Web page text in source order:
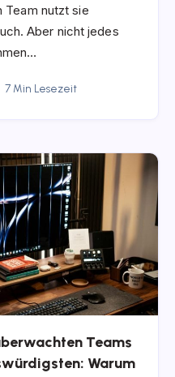
Team nutzt sie
Aber nicht jedes
7 Min Lesezeit
Teams
Warum